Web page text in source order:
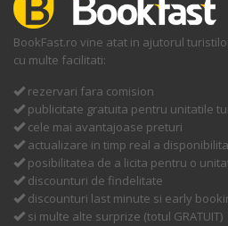
BookFast.ro vine atat in ajutorul
cu multe facilitati:
rezervari fara comision
publicitate gratuita pentru unitatile
cele mai avantajoase preturi
actualizare in timp real a
posibilitatea de a licita pentru o
discounturi de findelitate
discounturi last minute si early
si multe alte surprize (totul GRATUIT)